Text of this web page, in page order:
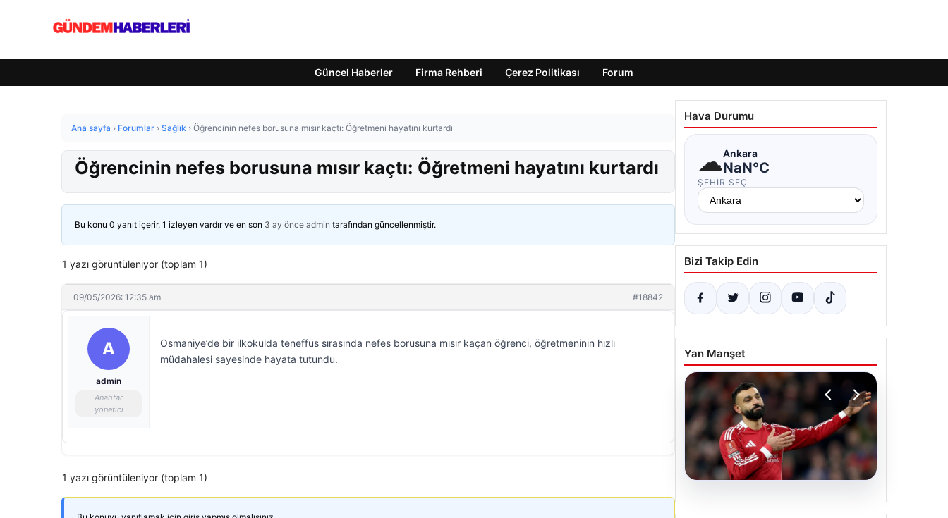
Güncel Haberler Firma Rehberi Çerez Politikası Forum
Ana sayfa › Forumlar › Sağlık › Öğrencinin nefes borusuna mısır kaçtı: Öğretmeni hayatını kurtardı
Öğrencinin nefes borusuna mısır kaçtı: Öğretmeni hayatını kurtardı
Bu konu 0 yanıt içerir, 1 izleyen vardır ve en son 3 ay önce admin tarafından güncellenmiştir.
1 yazı görüntüleniyor (toplam 1)
09/05/2026: 12:35 am #18842
A
admin
Anahtar
yönetici
Osmaniye’de bir ilkokulda teneffüs sırasında nefes borusuna mısır kaçan öğrenci, öğretmeninin hızlı
müdahalesi sayesinde hayata tutundu.
1 yazı görüntüleniyor (toplam 1)
Hava Durumu
☁Ankara
NaN°C
ŞEHIR SEÇ
Bizi Takip Edin
Yan Manşet
05.08.2026